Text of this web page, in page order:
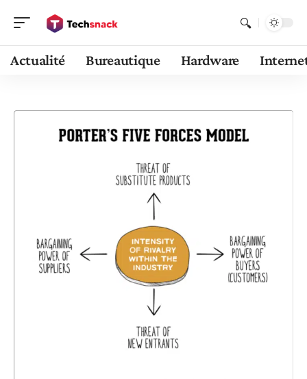
Actualité Bureautique Hardware